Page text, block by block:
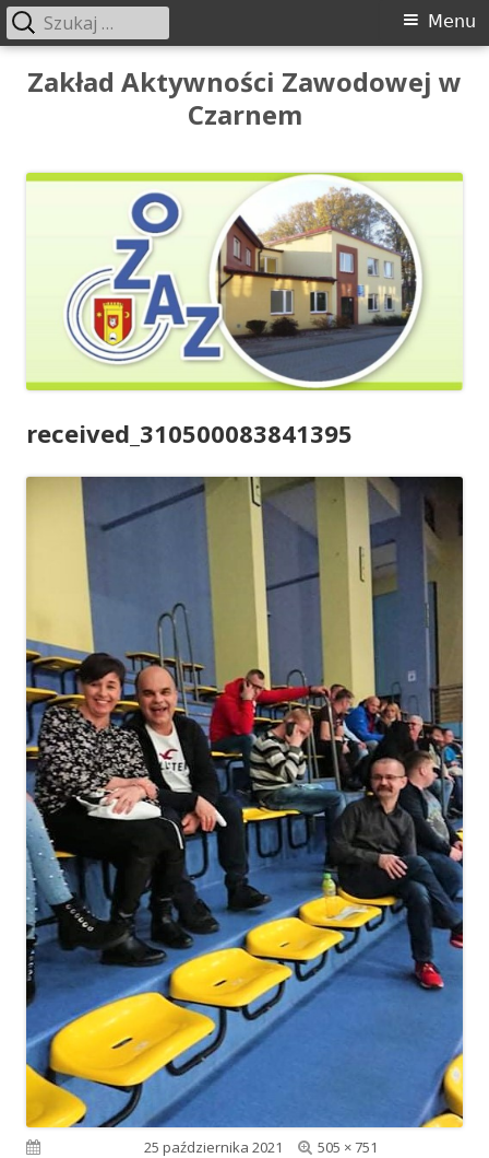
Przeskocz
Zakład Aktywności Zawodowej w
Czarnem
Menu
główne
Menu
Szukaj:
received_310500083841395
Opublikowano25 października 2021
Pełny
505 × 751